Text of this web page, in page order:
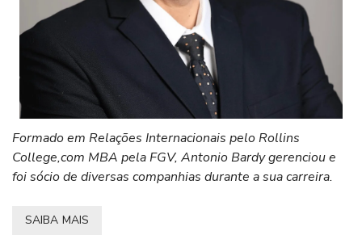
Formado em Relações Internacionais pelo Rollins
College,com MBA pela FGV, Antonio Bardy gerenciou e
foi sócio de diversas companhias durante a sua carreira.
SAIBA MAIS